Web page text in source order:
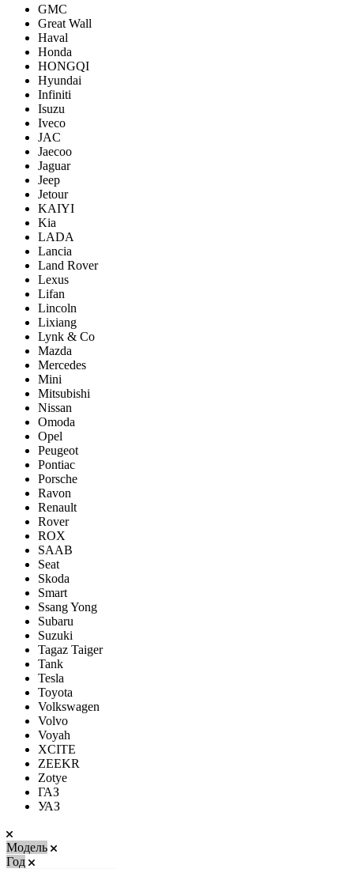
GMC
Great Wall
Haval
Honda
HONGQI
Hyundai
Infiniti
Isuzu
Iveco
JAC
Jaecoo
Jaguar
Jeep
Jetour
KAIYI
Kia
LADA
Lancia
Land Rover
Lexus
Lifan
Lincoln
Lixiang
Lynk & Co
Mazda
Mercedes
Mini
Mitsubishi
Nissan
Omoda
Opel
Peugeot
Pontiac
Porsсhe
Ravon
Renault
Rover
ROX
SAAB
Seat
Skoda
Smart
Ssang Yong
Subaru
Suzuki
Tagaz Taiger
Tank
Tesla
Toyota
Volkswagen
Volvo
Voyah
XCITE
ZEEKR
Zotye
ГАЗ
УАЗ
Модель
Год